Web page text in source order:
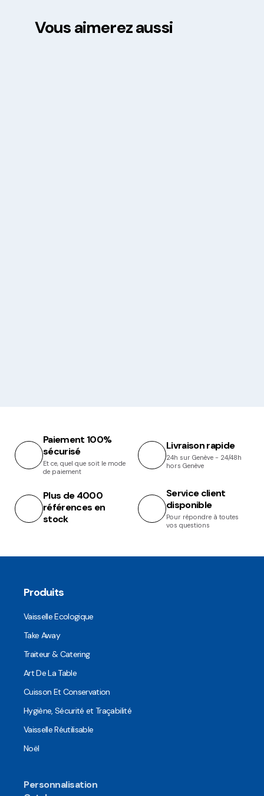
Vous aimerez aussi
Paiement 100%
sécurisé
Et ce, quel que soit le mode
de paiement
Livraison rapide
24h sur Genève - 24/48h
hors Genève
Plus de 4000
références en
stock
Service client
disponible
Pour répondre à toutes
vos questions
Produits
Vaisselle Ecologique
Take Away
Traiteur & Catering
Art De La Table
Cuisson Et Conservation
Hygiène, Sécurité et Traçabilité
Vaisselle Réutilisable
Noël
Personnalisation